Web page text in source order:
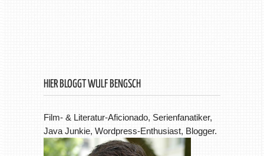
HIER BLOGGT WULF BENGSCH
Film- & Literatur-Aficionado, Serienfanatiker,
Java Junkie, Wordpress-Enthusiast, Blogger.